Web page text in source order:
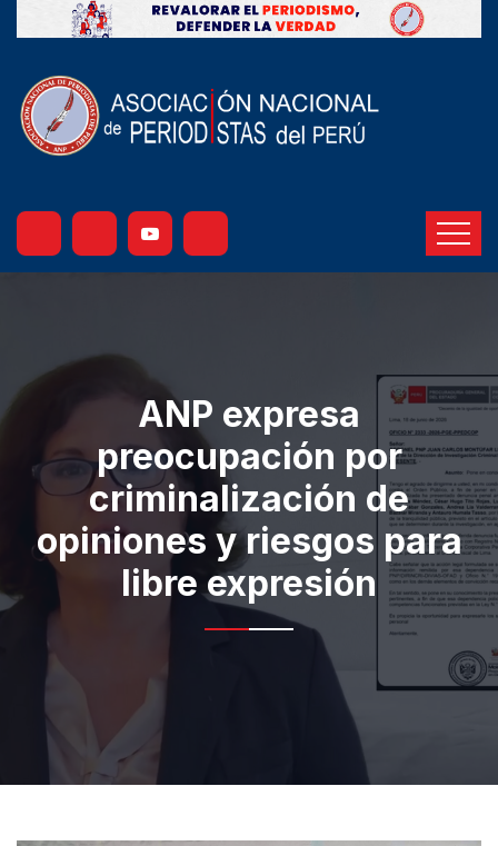
ANP expresa
preocupación por
criminalización de
opiniones y riesgos para
libre expresión